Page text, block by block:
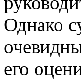
Однако
его